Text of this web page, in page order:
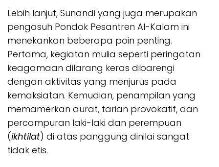
​Lebih lanjut, Sunandi yang juga merupakan
pengasuh Pondok Pesantren Al-Kalam ini
menekankan beberapa poin penting.
Pertama, kegiatan mulia seperti peringatan
keagamaan dilarang keras dibarengi
dengan aktivitas yang menjurus pada
kemaksiatan. Kemudian, penampilan yang
memamerkan aurat, tarian provokatif, dan
percampuran laki-laki dan perempuan
(ikhtilat) di atas panggung dinilai sangat
tidak etis.